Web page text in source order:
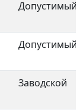
Допустимый
Допустимый
Заводской